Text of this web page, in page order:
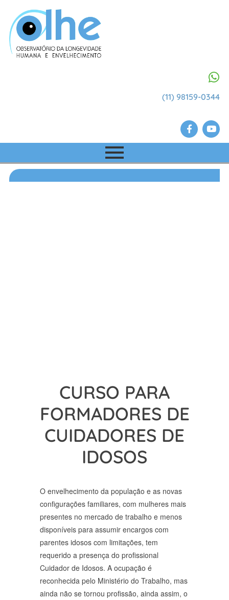
(11) 98159-0344
CURSO PARA
FORMADORES DE
CUIDADORES DE
IDOSOS
O envelhecimento da população e as novas
configurações familiares, com mulheres mais
presentes no mercado de trabalho e menos
disponíveis para assumir encargos com
parentes idosos com limitações, tem
requerido a presença do profissional
Cuidador de Idosos. A ocupação é
reconhecida pelo Ministério do Trabalho, mas
ainda não se tornou profissão, ainda assim, o